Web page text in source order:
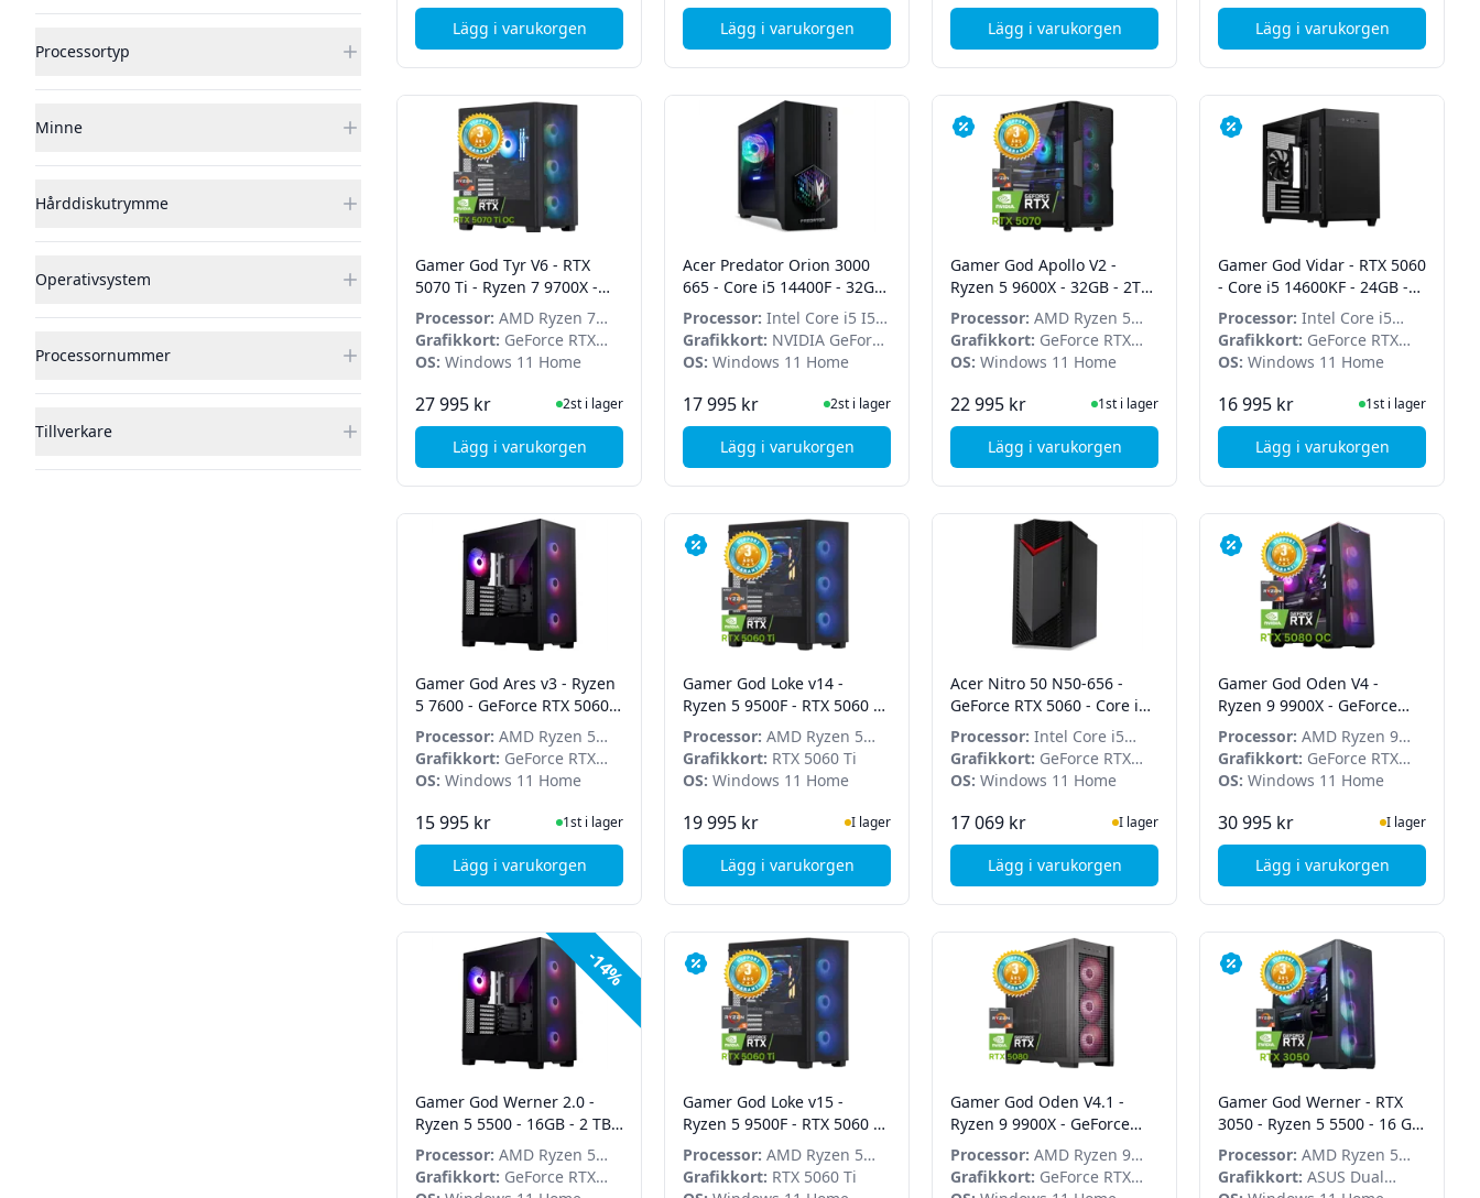
Processortyp
Minne
Hårddiskutrymme
Operativsystem
Processornummer
Tillverkare
Lägg i varukorgen, Gamer God Ra - GeForce RTX 5070 - Ryzen 5 - 16 GB DDR5 - 1 TB SSD - Win 11 Home
Lägg i varukorgen, Gamer God Ares v2 - Ryzen 5 7600 - RTX 5060 OC - 16GB - 1TB SSD - Win 11 Home
Lägg i varukorgen, Gamer God Loke v13 - Ryzen 5 9600X - RTX 5060 Ti -
Lägg i varukorgen, Gamer God Werner
Gamer God Tyr V6 - RTX
5070 Ti - Ryzen 7 9700X -
32GB - 2TB SSD - Win 11
Home
Processor: AMD Ryzen 7
9700X
Grafikkort: GeForce RTX
5070 Ti OC
OS: Windows 11 Home
27 995 kr I Lager2st i lager
Lägg i varukorgen, Gamer God Tyr V6 - RTX 5070 Ti - Ryzen 7 9700X - 32GB - 2TB SSD - Win 11 Home
Acer Predator Orion 3000
665 - Core i5 14400F - 32GB
- 1TB SSD - RTX 5060 Ti -
Win 11 Home
Processor: Intel Core i5 I5-
14400F
Grafikkort: NVIDIA GeForce
RTX 5060 Ti
OS: Windows 11 Home
17 995 kr I Lager2st i lager
Lägg i varukorgen, Acer Predator Orion 3000 665 - Core i5 14400F - 32GB - 1TB SSD - RTX 5060 Ti - Win 11 Home
Gamer God Apollo V2 -
Ryzen 5 9600X - 32GB - 2TB
SSD - RTX 5070
Processor: AMD Ryzen 5
9600X
Grafikkort: GeForce RTX
5070 OC 12GB
OS: Windows 11 Home
22 995 kr I Lager1st i lager
Lägg i varukorgen
Gamer God Vidar - RTX 5060
- Core i5 14600KF - 24GB -
500GB SSD - Win 11 Home
Processor: Intel Core i5
14600KF
Grafikkort: GeForce RTX
5060
OS: Windows 11 Home
16 995 kr I Lager1st i lager
Lägg i varukorgen, Gamer God Vidar -
Gamer God Ares v3 - Ryzen
5 7600 - GeForce RTX 5060
OC - 16 GB DDR5 - 2 TB SSD
- Win 11 Home
Processor: AMD Ryzen 5
7600
Grafikkort: GeForce RTX
5060
OS: Windows 11 Home
15 995 kr I Lager1st i lager
Lägg i varukorgen, Gamer God Ares v3 - Ryzen 5 7600 - GeForce RTX 5060 OC - 16 GB DDR5 - 2 TB SSD - Win 11 Home
Gamer God Loke v14 -
Ryzen 5 9500F - RTX 5060 Ti
- 32GB - 2TB SSD - Win 11
Home
Processor: AMD Ryzen 5
9500F
Grafikkort: RTX 5060 Ti
OS: Windows 11 Home
19 995 kr I lager
Lägg i varukorgen, Gamer God Loke v14 - Ryzen 5 9500F - RTX 5060 Ti - 32GB - 2TB SSD - Win 11 Home
Acer Nitro 50 N50-656 -
GeForce RTX 5060 - Core i5
14400F - 16GB - 1TB SSD
Processor: Intel Core i5
14400F
Grafikkort: GeForce RTX
5060
OS: Windows 11 Home
17 069 kr I lager
Lägg i varukorgen, Acer Nitro 50 N50-656 - GeForce RTX 5060 - Core i5
Gamer God Oden V4 -
Ryzen 9 9900X - GeForce
RTX 5080 - 32 GB - 2TB SSD
- Win 11 Home
Processor: AMD Ryzen 9
9900X
Grafikkort: GeForce RTX
5080
OS: Windows 11 Home
30 995 kr I lager
Lägg i varukorgen, Gamer God Oden
-14%
Gamer God Werner 2.0 -
Ryzen 5 5500 - 16GB - 2 TB
SSD - RTX 3050 - Win 11
Home
Processor: AMD Ryzen 5
5500
Grafikkort: GeForce RTX
Gamer God Loke v15 -
Ryzen 5 9500F - RTX 5060 Ti
- 32GB - 2TB SSD - Win 11
Home
Processor: AMD Ryzen 5
9500F
Grafikkort: RTX 5060 Ti
Gamer God Oden V4.1 -
Ryzen 9 9900X - GeForce
RTX 5080 - 32 GB - 2TB SSD
- Win 11 Home
Processor: AMD Ryzen 9
9900X
Grafikkort: GeForce RTX
Gamer God Werner - RTX
3050 - Ryzen 5 5500 - 16 GB
- 1 TB SSD - Win 11 Home
Processor: AMD Ryzen 5
5500
Grafikkort: ASUS Dual